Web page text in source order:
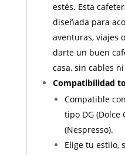
estés. Esta
diseñada para
aventuras, viajes
darte un buen
casa, sin cables
Compatibilidad
Compatible
tipo DG (Dolce
(Nespresso).
Elige tu estilo,